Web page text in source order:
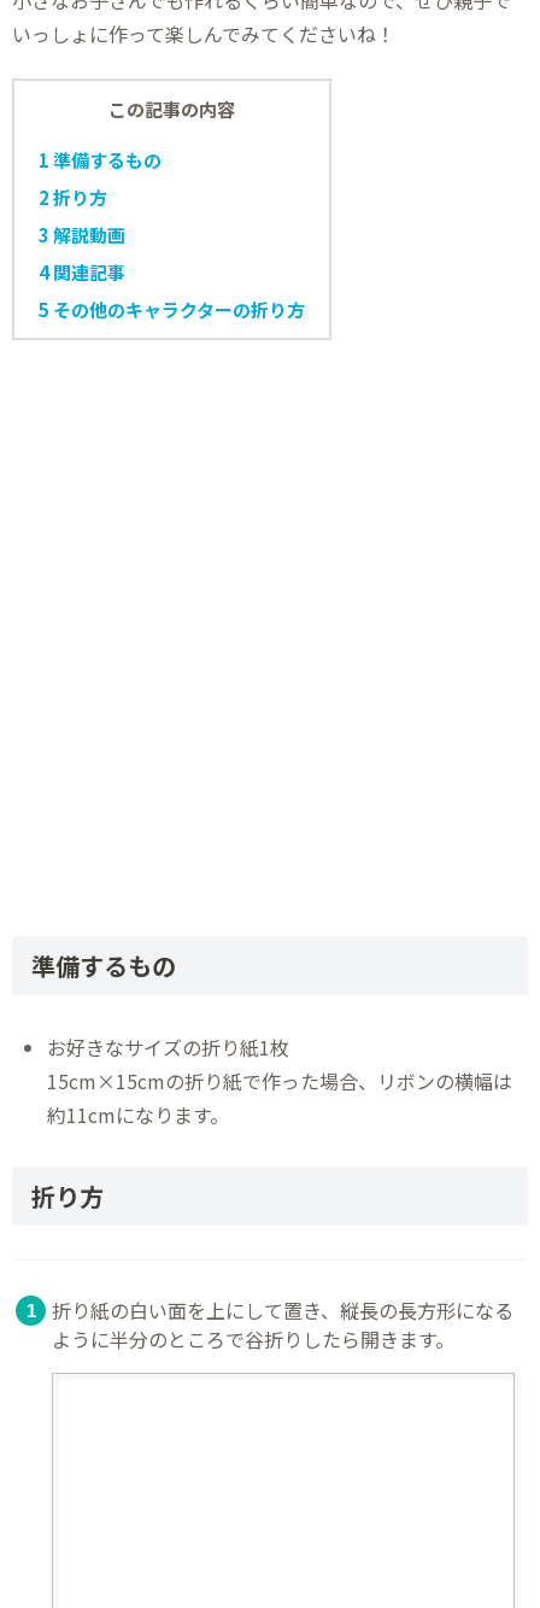
いっしょに作って楽しんでみてくださいね！
この記事の内容
1準備するもの
2折り方
3解説動画
4関連記事
5 その他のキャラクターの折り方
準備するもの
お好きなサイズの折り紙1枚
15cm×15cmの折り紙で作った場合、リボンの横幅は
約11cmになります。
折り方
折り紙の白い面を上にして置き、縦長の長方形になる
ように半分のところで谷折りしたら開きます。